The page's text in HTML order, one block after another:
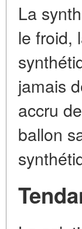
La
le froid,
jamais
accru
ballon